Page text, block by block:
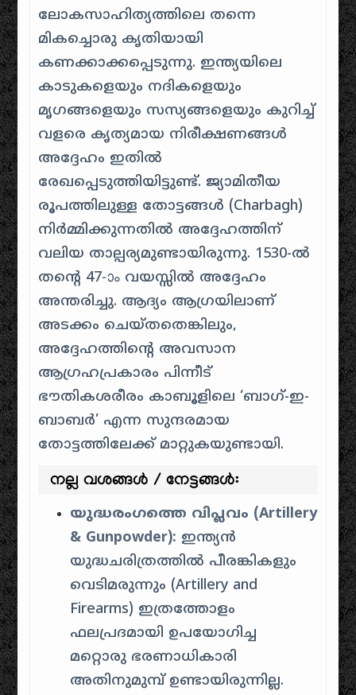
ലോകസാഹിത്യത്തിലെ തന്നെ
മികച്ചൊരു കൃതിയായി
കണക്കാക്കപ്പെടുന്നു. ഇന്ത്യയിലെ
കാടുകളെയും നദികളെയും
മൃഗങ്ങളെയും സസ്യങ്ങളെയും കുറിച്ച്
വളരെ കൃത്യമായ നിരീക്ഷണങ്ങൾ
അദ്ദേഹം ഇതിൽ
രേഖപ്പെടുത്തിയിട്ടുണ്ട്. ജ്യാമിതീയ
രൂപത്തിലുള്ള തോട്ടങ്ങൾ (Charbagh)
നിർമ്മിക്കുന്നതിൽ അദ്ദേഹത്തിന്
വലിയ താല്പര്യമുണ്ടായിരുന്നു. 1530-ൽ
തന്റെ 47-ാം വയസ്സിൽ അദ്ദേഹം
അന്തരിച്ചു. ആദ്യം ആഗ്രയിലാണ്
അടക്കം ചെയ്തതെങ്കിലും,
അദ്ദേഹത്തിന്റെ അവസാന
ആഗ്രഹപ്രകാരം പിന്നീട്
ഭൗതികശരീരം കാബൂളിലെ ‘ബാഗ്-ഇ-
ബാബർ’ എന്ന സുന്ദരമായ
തോട്ടത്തിലേക്ക് മാറ്റുകയുണ്ടായി.
നല്ല വശങ്ങൾ / നേട്ടങ്ങൾ:
യുദ്ധരംഗത്തെ വിപ്ലവം (Artillery
& Gunpowder): ഇന്ത്യൻ
യുദ്ധചരിത്രത്തിൽ പീരങ്കികളും
വെടിമരുന്നും (Artillery and
Firearms) ഇത്രത്തോളം
ഫലപ്രദമായി ഉപയോഗിച്ച
മറ്റൊരു ഭരണാധികാരി
അതിനുമുമ്പ് ഉണ്ടായിരുന്നില്ല.